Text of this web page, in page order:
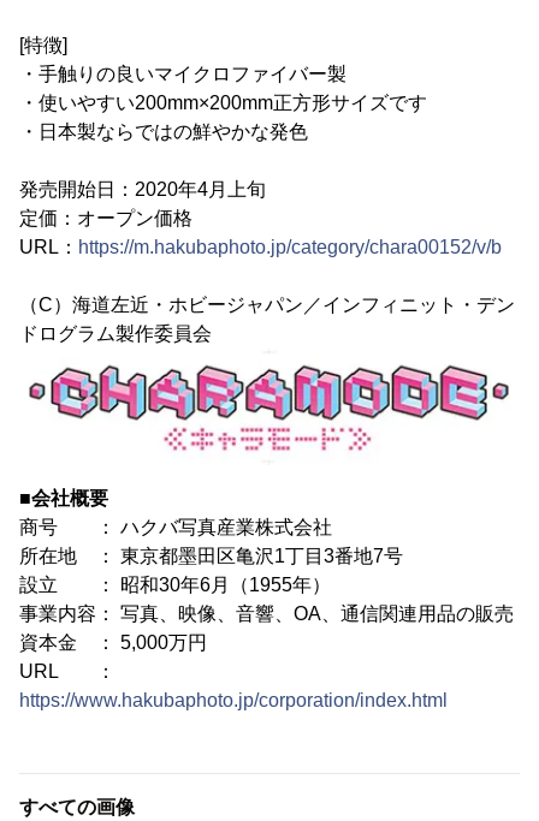
[特徴]
・手触りの良いマイクロファイバー製
・使いやすい200mm×200mm正方形サイズです
・日本製ならではの鮮やかな発色
発売開始日：2020年4月上旬
定価：オープン価格
URL： https://m.hakubaphoto.jp/category/chara00152/v/b
（C）海道左近・ホビージャパン／インフィニット・デン
ドログラム製作委員会
■会社概要
商号 ： ハクバ写真産業株式会社
所在地 ： 東京都墨田区亀沢1丁目3番地7号
設立 ： 昭和30年6月（1955年）
事業内容： 写真、映像、音響、OA、通信関連用品の販売
資本金 ： 5,000万円
URL ：
https://www.hakubaphoto.jp/corporation/index.html
すべての画像